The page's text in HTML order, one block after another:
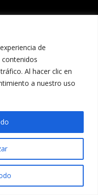
de
Al hacer clic en
a nuestro uso